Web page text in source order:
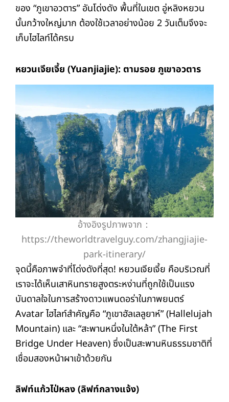
ของ “ภูเขาอวตาร” อันโด่งดัง พื้นที่ในเขต อู่หลิงหยวน
นั้นกว้างใหญ่มาก ต้องใช้เวลาอย่างน้อย 2 วันเต็มจึงจะ
เก็บไฮไลท์ได้ครบ
หยวนเจียเจี้ย (Yuanjiajie): ตามรอย ภูเขาอวตาร
อ้างอิงรูปภาพจาก：
https://theworldtravelguy.com/zhangjiajie-
park-itinerary/
จุดนี้คือภาพจำที่โด่งดังที่สุด! หยวนเจียเจี้ย คือบริเวณที่
เราจะได้เห็นเสาหินทรายสูงตระหง่านที่ถูกใช้เป็นแรง
บันดาลใจในการสร้างดาวแพนดอร่าในภาพยนตร์
Avatar ไฮไลท์สำคัญคือ “ภูเขาฮัลเลลูยาห์” (Hallelujah
Mountain) และ “สะพานหนึ่งในใต้หล้า” (The First
Bridge Under Heaven) ซึ่งเป็นสะพานหินธรรมชาติที่
เชื่อมสองหน้าผาเข้าด้วยกัน
ลิฟท์แก้วไป่หลง (ลิฟท์กลางแจ้ง)